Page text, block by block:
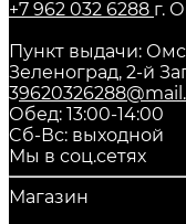
+7 962 032 6288 г.
Пункт выдачи:
Зеленоград, 2-й
3
Обед: 13:00-14:00
Cб-Вс: выходной
Мы в соц.сетях
Магазин